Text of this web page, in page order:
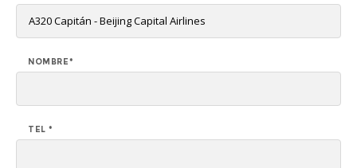
NOMBRE*
TEL *